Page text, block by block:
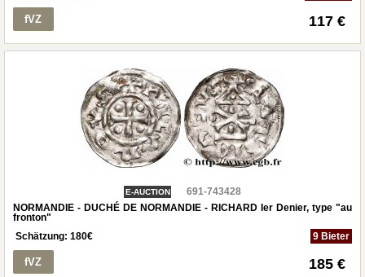
fVZ 117 €
E-AUCTION
691-743428
NORMANDIE - DUCHÉ DE NORMANDIE - RICHARD Ier Denier, type "au
fronton"
Schätzung: 180€ 9 Bieter
fVZ 185 €